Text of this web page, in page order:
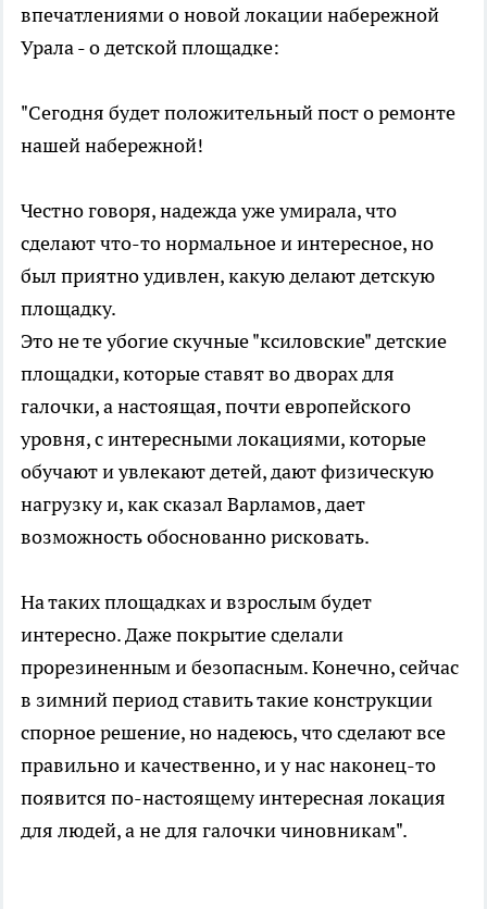
впечатлениями о новой локации набережной
Урала - о детской площадке:
"Сегодня будет положительный пост о ремонте
нашей набережной!
Честно говоря, надежда уже умирала, что
сделают что-то нормальное и интересное, но
был приятно удивлен, какую делают детскую
площадку.
Это не те убогие скучные "ксиловские" детские
площадки, которые ставят во дворах для
галочки, а настоящая, почти европейского
уровня, с интересными локациями, которые
обучают и увлекают детей, дают физическую
нагрузку и, как сказал Варламов, дает
возможность обоснованно рисковать.
На таких площадках и взрослым будет
интересно. Даже покрытие сделали
прорезиненным и безопасным. Конечно, сейчас
в зимний период ставить такие конструкции
спорное решение, но надеюсь, что сделают все
правильно и качественно, и у нас наконец-то
появится по-настоящему интересная локация
для людей, а не для галочки чиновникам".